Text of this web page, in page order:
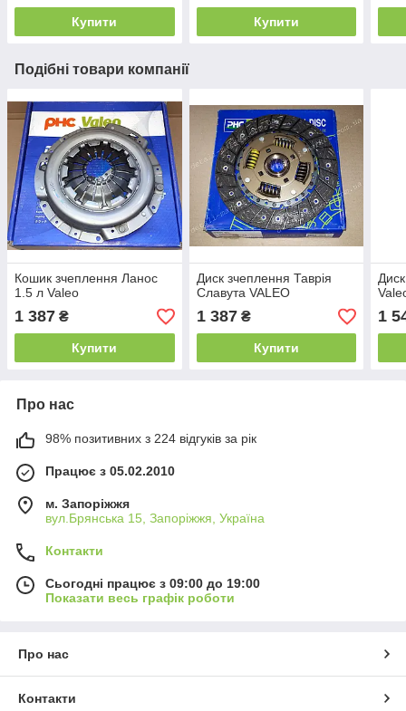
Купити Купити
Подібні товари компанії
Кошик зчеплення Ланос
1.5 л Valeo
1 387 ₴
Купити
Диск зчеплення Таврія
Славута VALEO
1 387₴
Купити
1
Про нас
98% позитивних з 224 відгуків за рік
Працює з 05.02.2010
м. Запоріжжя
вул.Брянська 15, Запоріжжя, Україна
Контакти
Сьогодні працює з 09:00 до 19:00
Показати весь графік роботи
Про нас
Контакти